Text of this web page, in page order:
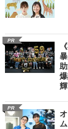
PR
PR